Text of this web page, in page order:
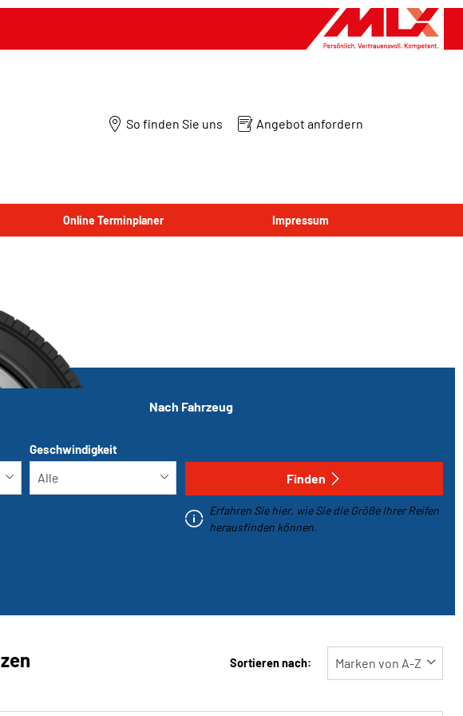
So finden Sie uns Angebot anfordern
Online Terminplaner Impressum
Nach Fahrzeug
Geschwindigkeit
Finden
Erfahren Sie hier, wie Sie die Größe Ihrer Reifen
herausfinden können.
Sortieren nach: